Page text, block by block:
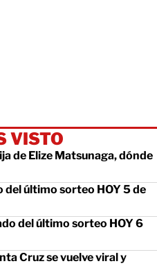
VISTO
de Elize Matsunaga, dónde
del último sorteo HOY 5 de
del último sorteo HOY 6
Cruz se vuelve viral y